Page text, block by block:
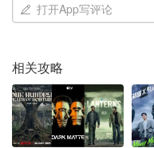
BBC预报直言：圣诞节前
英国广播公司（BBC）
的天气，预报准确度可
时间长，更是因为高层
打开App写评论
相关攻略